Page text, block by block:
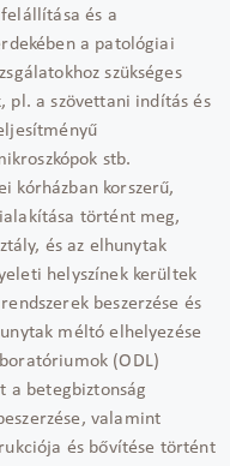
és a
a patológiai
szükséges
pl. a szövettani indítás és
stb.
kórházban korszerű,
történt meg,
és az elhunytak
helyszínek kerültek
beszerzése és
méltó elhelyezése
(ODL)
a betegbiztonság
valamint
és bővítése történt